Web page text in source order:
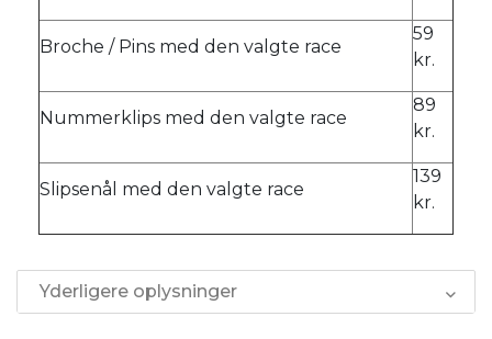
Broche / Pins med den valgte race
59
kr.
Nummerklips med den valgte race
89
kr.
Slipsenål med den valgte race
139
kr.
Yderligere oplysninger